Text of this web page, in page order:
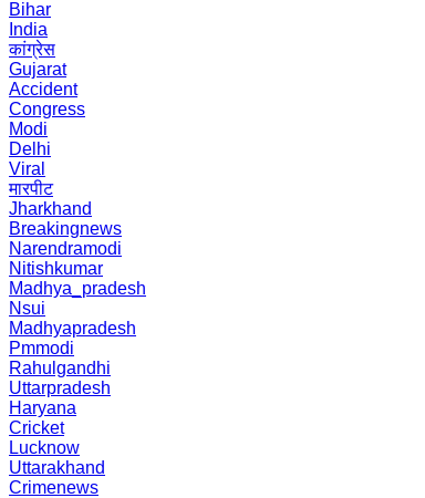
Bihar
India
कांग्रेस
Gujarat
Accident
Congress
Modi
Delhi
Viral
मारपीट
Jharkhand
Breakingnews
Narendramodi
Nitishkumar
Madhya_pradesh
Nsui
Madhyapradesh
Pmmodi
Rahulgandhi
Uttarpradesh
Haryana
Cricket
Lucknow
Uttarakhand
Crimenews